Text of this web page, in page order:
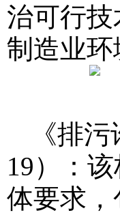
治可行技
制造业
《排
19）：
体要求